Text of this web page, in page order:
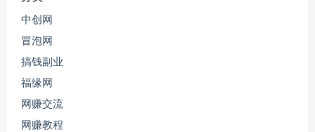
中创网
冒泡网
搞钱副业
福缘网
网赚交流
网赚教程